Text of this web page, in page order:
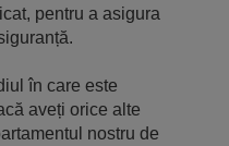
pentru a asigura
în care este
aveți orice alte
nostru de